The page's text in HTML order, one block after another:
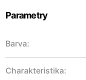
Parametry
Barva:
Charakteristika: